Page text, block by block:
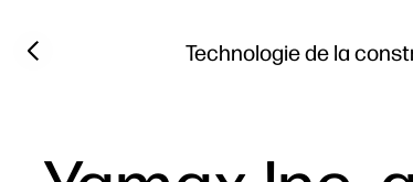
Technologie de la
Previous slide